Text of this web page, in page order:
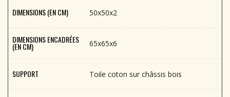
DIMENSIONS (EN CM) 50x50x2
DIMENSIONS ENCADRÉES
(EN CM) 65x65x6
SUPPORT Toile coton sur châssis bois